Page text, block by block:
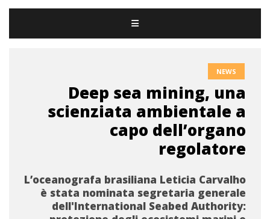
NEWS
Deep sea mining, una
scienziata ambientale a
capo dell’organo
regolatore
L’oceanografa brasiliana Leticia Carvalho
è stata nominata segretaria generale
dell'International Seabed Authority: